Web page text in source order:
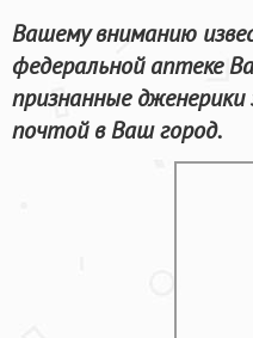
Вашему вниманию
федеральной аптеке
признанные
почтой в Ваш город.